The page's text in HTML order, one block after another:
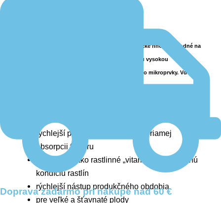
Doprava zadarmo pri nákupe nad 60 €
Agro kristalon jahoda je vodorozpustné, kryštalické hnojivo vhodné na
pestovanie jahôd. Hnojivá Kristalon sa vyznačujú vysokou
koncentráciou základných živín, obohatených aj o mikroprvky. Vďaka
rýchlejší počiatočný rast vďaka priamej
absorpcii fosforu
mikroprvky ako rastlinné „vitamíny“ na výbornú
kondíciu rastlín
rýchlejší nástup produkčného obdobia
pre veľké a šťavnaté plody